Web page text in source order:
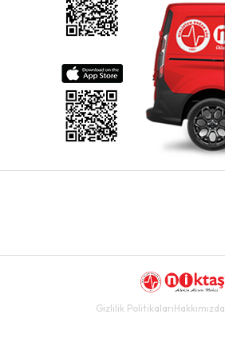
Gizlilik PolitikalarıHakkımızda